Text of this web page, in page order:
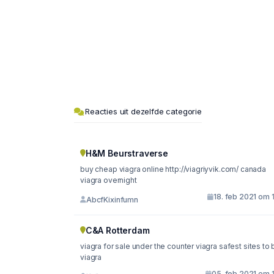
Reacties uit dezelfde categorie
H&M Beurstraverse
buy cheap viagra online http://viagriyvik.com/ canada
viagra overnight
AbcfKixinfumn 18. feb 2021 om
C&A Rotterdam
viagra for sale under the counter viagra safest sites to
viagra